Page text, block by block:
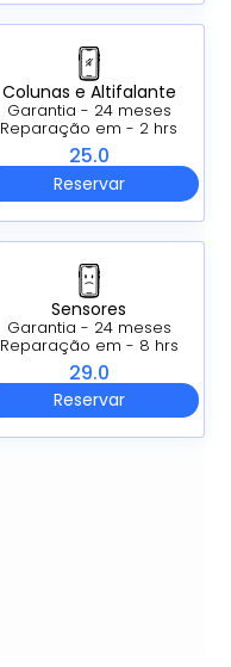
Colunas e Altifalante
Garantia - 24 meses
Reparação em - 2 hrs
25.0
Reservar
Sensores
Garantia - 24 meses
Reparação em - 8 hrs
29.0
Reservar